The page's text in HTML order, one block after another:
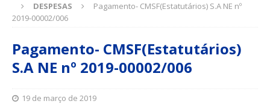
DESPESAS
Pagamento- CMSF(Estatutários) S.A NE nº
2019-00002/006
Pagamento- CMSF(Estatutários)
S.A NE nº 2019-00002/006
19 de março de 2019